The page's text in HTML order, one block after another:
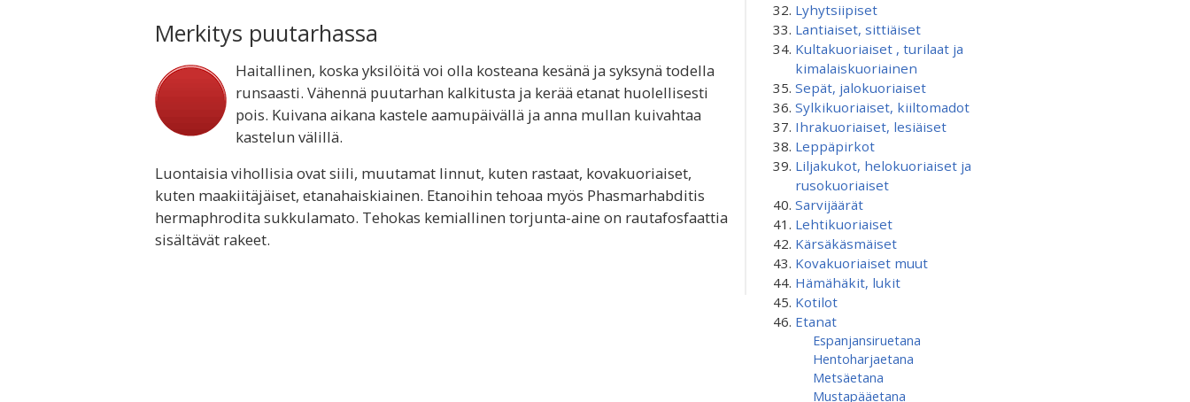
Merkitys puutarhassa
Haitallinen, koska yksilöitä voi olla kosteana kesänä ja syksynä todella
runsaasti. Vähennä puutarhan kalkitusta ja kerää etanat huolellisesti
pois. Kuivana aikana kastele aamupäivällä ja anna mullan kuivahtaa
kastelun välillä.
Luontaisia vihollisia ovat siili, muutamat linnut, kuten rastaat, kovakuoriaiset,
kuten maakiitäjäiset, etanahaiskiainen. Etanoihin tehoaa myös Phasmarhabditis
hermaphrodita sukkulamato. Tehokas kemiallinen torjunta-aine on rautafosfaattia
sisältävät rakeet.
Lyhytsiipiset
Lantiaiset, sittiäiset
Kultakuoriaiset , turilaat ja
kimalaiskuoriainen
Sepät, jalokuoriaiset
Sylkikuoriaiset, kiiltomadot
Ihrakuoriaiset, lesiäiset
Leppäpirkot
Liljakukot, helokuoriaiset ja
rusokuoriaiset
Sarvijäärät
Lehtikuoriaiset
Kärsäkäsmäiset
Kovakuoriaiset muut
Hämähäkit, lukit
Kotilot
Etanat
Espanjansiruetana
Hentoharjaetana
Metsäetana
Mustapääetana